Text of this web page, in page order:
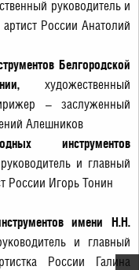
руководитель и
России Анатолий
Белгородской
художественный
– заслуженный
Алешников
инструментов
и главный
России Игорь Тонин
имени Н.Н.
и главный
России Галина